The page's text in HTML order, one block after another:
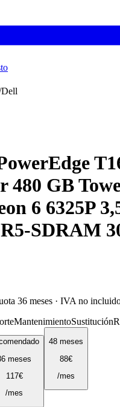
Dell
480 GB
6 6325P
SDRAM
36 meses · IVA no
MantenimientoSustitución
meses
117€
/mes
48 meses
88€
/mes